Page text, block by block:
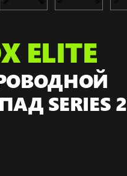
ELITE
SERIES 2